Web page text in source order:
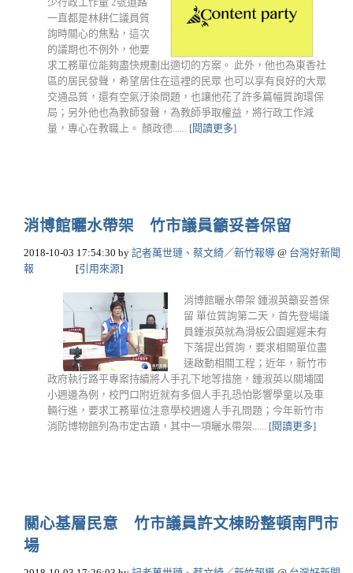
一直都是林耕仁議員質
詢時關心的焦點，這次
的議期也不例外，他要
求工務單位能夠盡快規劃出適切的方案。 此外，他也為東香社
區的居民發聲，希望居住在這裡的民眾 也可以享有良好的大眾
交通品質，還有空氣汙染問題，也讓他花了許多篇幅質詢環保
局；另外他也為教師發聲，為教師爭取權益，將行政工作減
量，專心在教職上。 顏政德...... [閱讀更多]
消博館曬水帶架 竹市議員籲妥善保留
2018-10-03 17:54:30 by 記者萬世璉、蔡文綺／新竹報導 @ 台灣好新聞
報
[引用來源]
消博館曬水帶架 鍾淑英籲妥善保
留 單位質詢第二天，首先登場議
員鍾淑英就為滑板公園遲遲未有
下落提出質詢，要求相關單位盡
速啟動相關工程；近年，新竹市
政府執行路平專案持續將人手孔下地等措施，鍾淑英以關埔國
小週邊為例，校門口附近就有多個人手孔恐怕影響學童以及車
輛行進，要求工務單位注意學校週邊人手孔問題；今年新竹市
消防博物館列為市定古蹟，其中一項曬水帶架...... [閱讀更多]
關心基層民意 竹市議員許文棟盼整頓南門市
場